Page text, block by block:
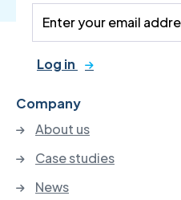
Log in
Company
About us
Case studies
News